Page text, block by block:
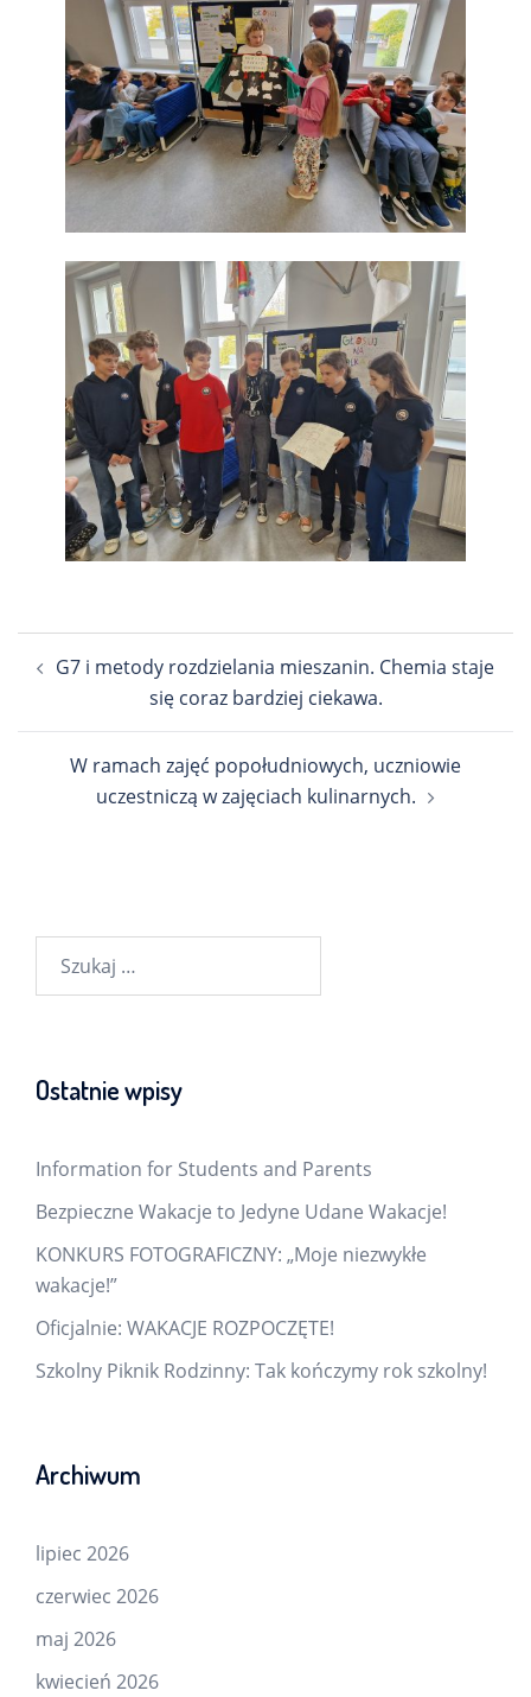
wpisuG7 i metody rozdzielania mieszanin. Chemia staje
się coraz bardziej ciekawa.
W ramach zajęć popołudniowych, uczniowie
uczestniczą w zajęciach kulinarnych.
Ostatnie wpisy
Information for Students and Parents
Bezpieczne Wakacje to Jedyne Udane Wakacje!
KONKURS FOTOGRAFICZNY: „Moje niezwykłe
wakacje!”
Oficjalnie: WAKACJE ROZPOCZĘTE!
Szkolny Piknik Rodzinny: Tak kończymy rok szkolny!
Archiwum
lipiec 2026
czerwiec 2026
maj 2026
kwiecień 2026